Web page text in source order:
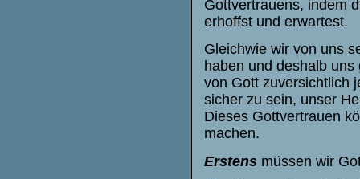
Gottvertrauens, indem
erhoffst und erwartest.
Gleichwie wir von uns
haben und deshalb
von Gott zuversichtlich
sicher zu sein, unser
Dieses Gottvertrauen
machen.
Erstens müssen wir